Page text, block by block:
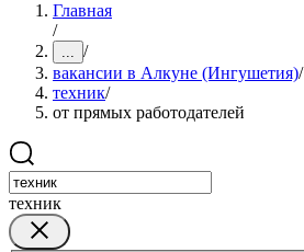
Главная
/
... /
вакансии в Алкуне (Ингушетия)/
техник/
от прямых работодателей
техник